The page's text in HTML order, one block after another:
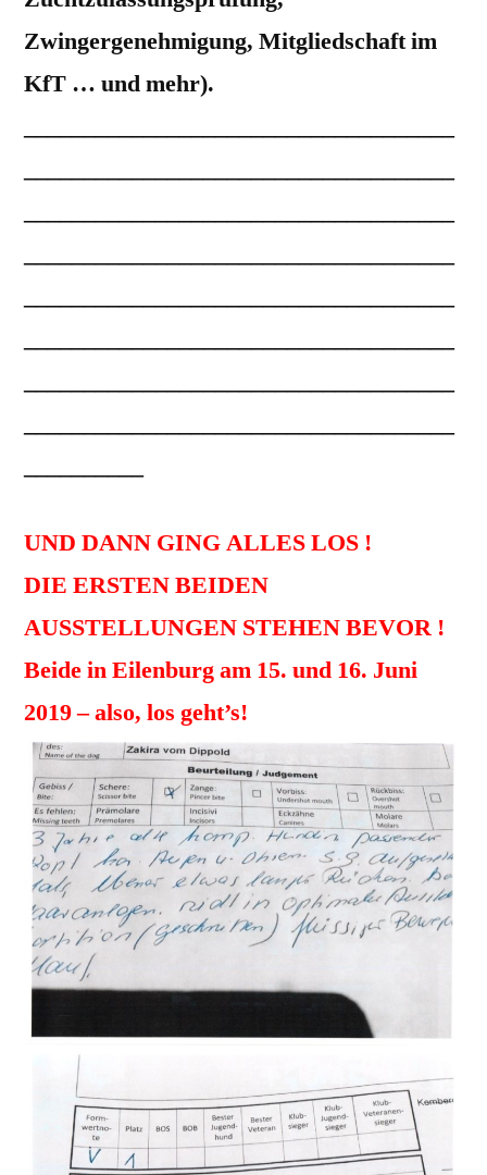
Zwingergenehmigung, Mitgliedschaft im
KfT … und mehr).
UND DANN GING ALLES LOS !
DIE ERSTEN BEIDEN
AUSSTELLUNGEN STEHEN BEVOR !
Beide in Eilenburg am 15. und 16. Juni
2019 – also, los geht’s!